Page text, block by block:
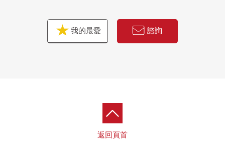
我的最愛 諮詢
返回頁首